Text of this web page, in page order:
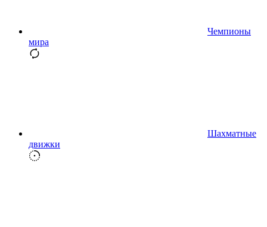
Чемпионы
мира
Шахматные
движки